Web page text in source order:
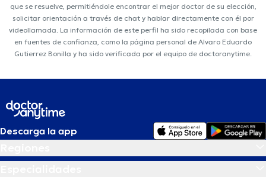
que se resuelve, permitiéndole encontrar el mejor doctor de su elección,
solicitar orientación a través de chat y hablar directamente con él por
videollamada. La información de este perfil ha sido recopilada con base
en fuentes de confianza, como la página personal de Alvaro Eduardo
Gutierrez Bonilla y ha sido verificada por el equipo de doctoranytime.
Descarga la app